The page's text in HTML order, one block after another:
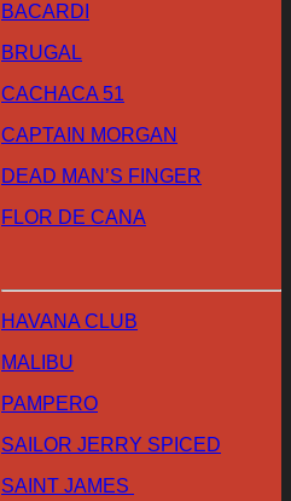
BACARDI
BRUGAL
CACHACA 51
CAPTAIN MORGAN
DEAD MAN’S FINGER
FLOR DE CANA
HAVANA CLUB
MALIBU
PAMPERO
SAILOR JERRY SPICED
SAINT JAMES